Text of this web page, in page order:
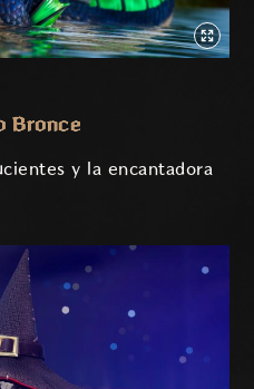
Bronce
y la encantadora